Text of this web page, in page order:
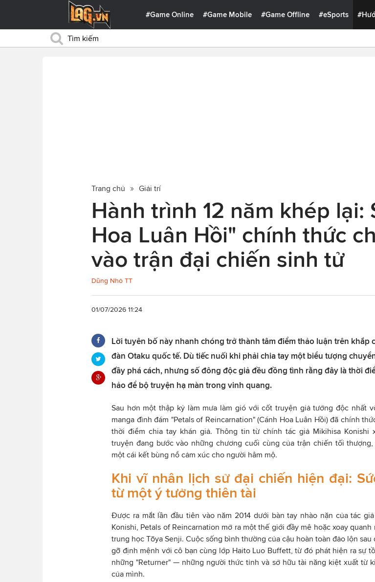
#Game Online #Game Mobile #Game Offline #eSports
Trang chủ Giải trí
Hành trình 12 năm khép lại:
Hoa Luân Hồi" chính thức
vào trận đại chiến sinh tử
Dũng Nhỏ TT
01/07/2026 11:24
Lời tuyên bố này nhanh chóng trở thành tâm điểm thảo luận trên khắp
đàn Otaku quốc tế. Dù tiếc nuối khi phải chia tay một biểu tượng
đầy phá cách, nhưng số đông độc giả đều đồng tình rằng đây là thời
hảo để bộ truyện hạ màn trong vinh quang.
Sau hơn một thập kỷ làm mưa làm gió với cốt truyện giả tưởng độc nhất
manga đình đám "Petals of Reincarnation" (Cánh Hoa Luân Hồi) đã chính
thời điểm chia tay khán giả. Thông tin từ chính tác giả Mikihisa Konishi
truyện đang bước vào những chương cuối cùng của trận chiến tối thượng,
một cái kết bùng nổ cảm xúc cho người hâm mộ.
Khi vĩ nhân lịch sử đại chiến hiện đại:
từ một ý tưởng thiên tài
Được ra mắt lần đầu tiên vào năm 2014 dưới bàn tay nhào nặn của tác
Konishi, Petals of Reincarnation mở ra một thế giới đầy mê hoặc xoay quanh
trung học Tōya Senji. Cuộc sống bình thường của cậu hoàn toàn đảo lộn sau
gỡ định mệnh với cô bạn cùng lớp Haito Luo Buffett, từ đó phát hiện ra sự
những "Returner" — những người thức tỉnh và sở hữu tài năng kiệt xuất từ
của mình.